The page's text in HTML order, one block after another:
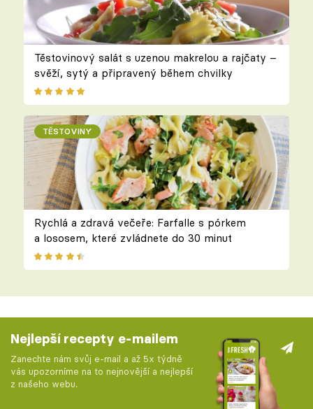
Těstovinový salát s uzenou makrelou a rajčaty –
svěží, sytý a připravený během chvilky
TĚSTOVINY
Rychlá a zdravá večeře: Farfalle s pórkem
a lososem, které zvládnete do 30 minut
Nejlepší recepty e-mailem
Zanechte nám svůj e-mail a až 5x týdně
vás upozorníme na to nejnovější a nejlepší
z našeho webu.